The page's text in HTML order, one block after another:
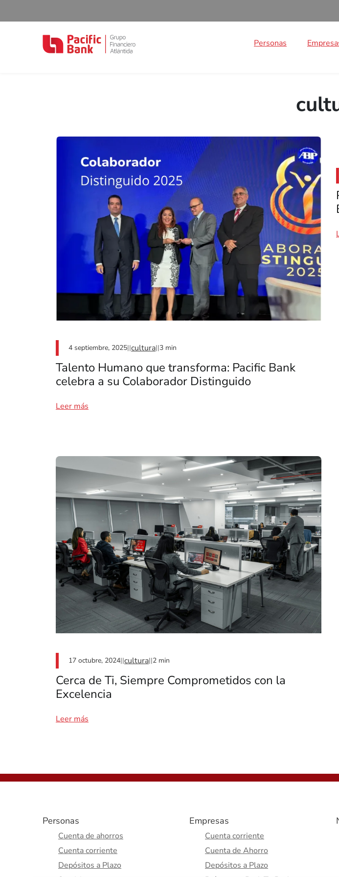
Personas
4 septiembre, 2025||cultura||3 min
Talento Humano que transforma: Pacific Bank
celebra a su Colaborador Distinguido
Leer más
17 octubre, 2024||cultura||2 min
Cerca de Ti, Siempre Comprometidos con la
Excelencia
Leer más
Personas
Cuenta de ahorros
Cuenta corriente
Depósitos a Plazo
Empresas
Cuenta corriente
Cuenta de Ahorro
Depósitos a Plazo